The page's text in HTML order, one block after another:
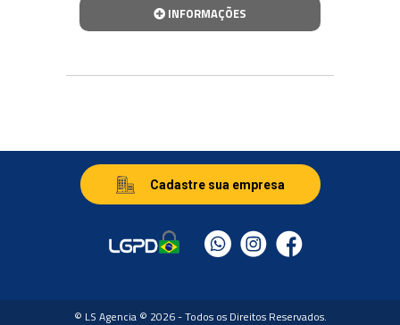
INFORMAÇÕES
Cadastre sua empresa
© LS Agencia © 2026 - Todos os Direitos Reservados.